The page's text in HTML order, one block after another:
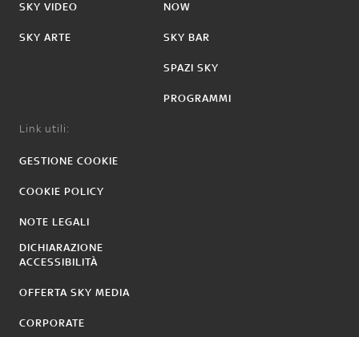
SKY VIDEO
SKY ARTE
NOW
SKY BAR
SPAZI SKY
PROGRAMMI
Link utili:
GESTIONE COOKIE
COOKIE POLICY
NOTE LEGALI
DICHIARAZIONE
ACCESSIBILITÀ
OFFERTA SKY MEDIA
CORPORATE